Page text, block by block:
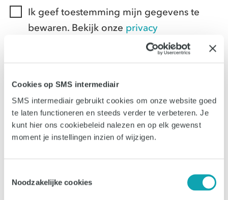
Cookies op SMS intermediair
SMS intermediair gebruikt cookies om onze website goed
te laten functioneren en steeds verder te verbeteren. Je
kunt hier ons cookiebeleid nalezen en op elk gewenst
moment je instellingen inzien of wijzigen.
Noodzakelijke cookies
Ik geef toestemming mijn gegevens te
bewaren. Bekijk onze privacy
Schrijf me in voor de SMS Intermediair
Solliciteer